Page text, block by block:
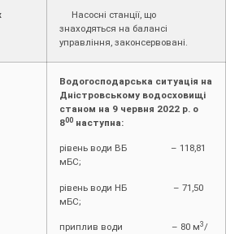
Насосні станції, що
знаходяться на балансі
управління, законсервовані.
Водогосподарська ситуація на
Дністровському водосховищі
станом на 9 червня 2022 р. о
800 наступна:
рівень води ВБ – 118,81
мБС;
рівень води НБ – 71,50
мБС;
приплив води – 80 м3/